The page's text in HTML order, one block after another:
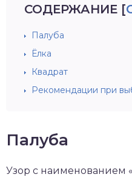
СОДЕРЖАНИЕ [
Палуба
Ёлка
Квадрат
Рекомендации при
Палуба
Узор с наименованием